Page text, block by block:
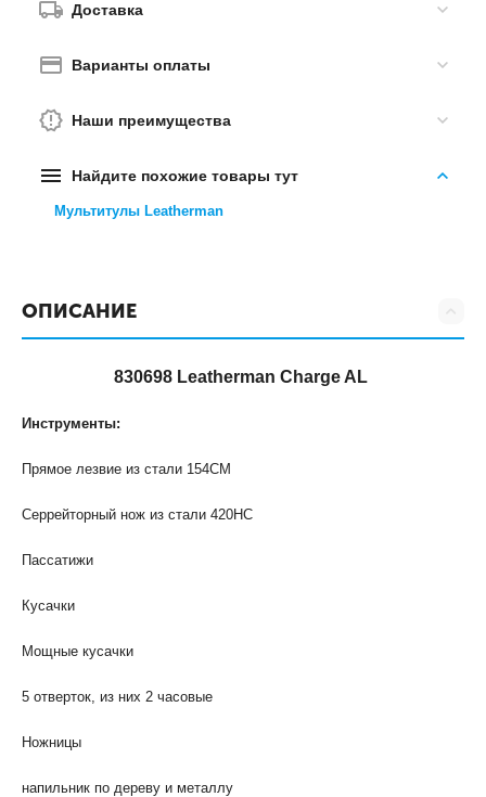
Доставка
Варианты оплаты
Наши преимущества
Найдите похожие товары тут
Мультитулы Leatherman
ОПИСАНИЕ
830698 Leatherman Charge AL
Инструменты:
Прямое лезвие из стали 154CM
Серрейторный нож из стали 420HC
Пассатижи
Кусачки
Мощные кусачки
5 отверток, из них 2 часовые
Ножницы
напильник по дереву и металлу